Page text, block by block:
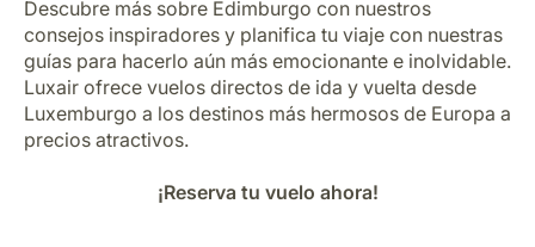
Descubre más sobre Edimburgo con nuestros
consejos inspiradores y planifica tu viaje con nuestras
guías para hacerlo aún más emocionante e inolvidable.
Luxair ofrece vuelos directos de ida y vuelta desde
Luxemburgo a los destinos más hermosos de Europa a
precios atractivos.
¡Reserva tu vuelo ahora!